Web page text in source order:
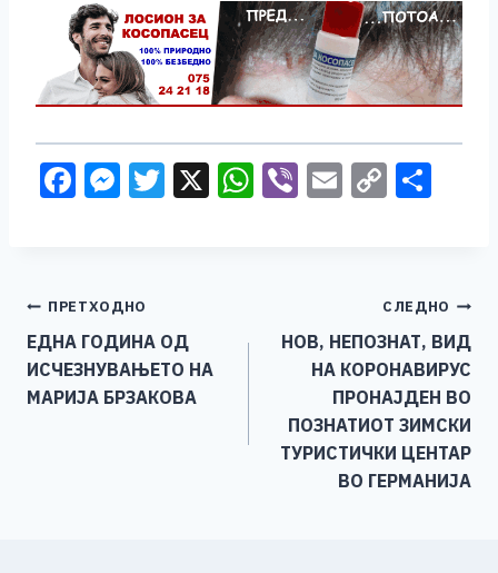
F
b
o
o
M
n
g
er
T X W Vi E C
Li
n
k
Навигација
на
напис
ПРЕТХОДНО
ЕДНА ГОДИНА ОД
ИСЧЕЗНУВАЊЕТО НА
МАРИЈА БРЗАКОВА
СЛЕДНО
НОВ, НЕПОЗНАТ, ВИД
НА КОРОНАВИРУС
ПРОНАЈДЕН ВО
ПОЗНАТИОТ ЗИМСКИ
ТУРИСТИЧКИ ЦЕНТАР
ВО ГЕРМАНИЈА